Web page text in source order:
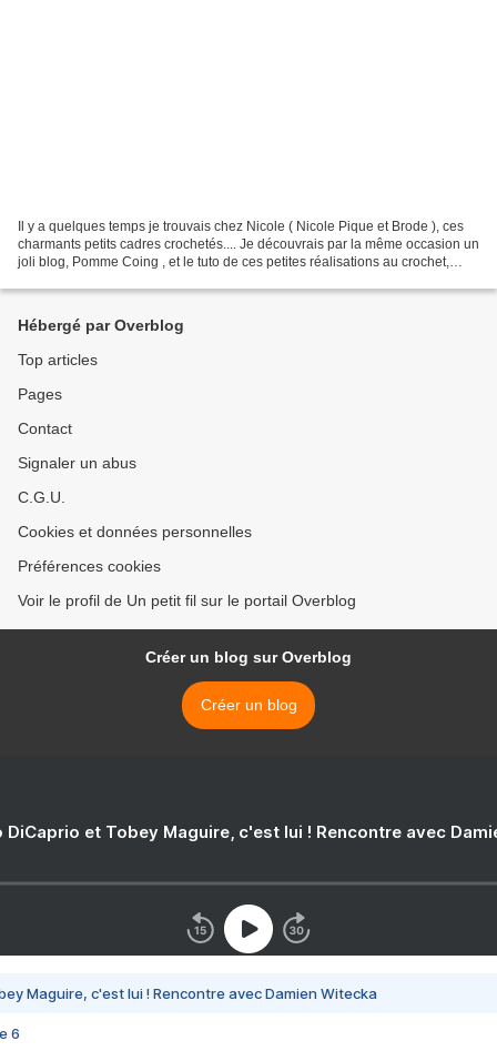
Il y a quelques temps je trouvais chez Nicole ( Nicole Pique et Brode ), ces
charmants petits cadres crochetés.... Je découvrais par la même occasion un
joli blog, Pomme Coing , et le tuto de ces petites réalisations au crochet,
Hébergé par Overblog
Top articles
Pages
Contact
Signaler un abus
C.G.U.
Cookies et données personnelles
Préférences cookies
Voir le profil de Un petit fil sur le portail Overblog
Créer un blog sur Overblog
Créer un blog
DiCaprio et Tobey Maguire, c'est lui ! Rencontre avec
Maguire, c'est lui ! Rencontre avec Damien Witecka
6